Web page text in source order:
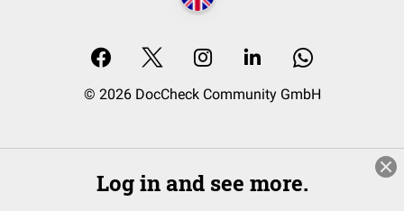
© 2026 DocCheck Community GmbH
Log in and see more.